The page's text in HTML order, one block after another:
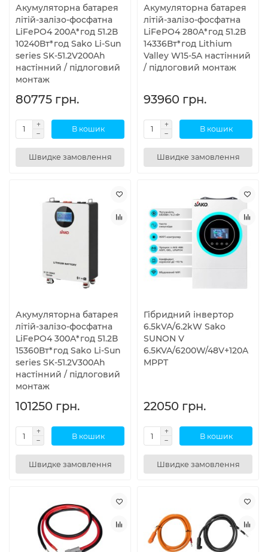
Акумуляторна батарея
літій-залізо-фосфатна
LiFePO4 200А*год 51.2В
10240Вт*год Sako Li-Sun
series SK-51.2V200Ah
настінний / підлоговий
монтаж
80775 грн.
В кошик
Швидке замовлення
Акумуляторна батарея
літій-залізо-фосфатна
LiFePO4 280А*год 51.2В
14336Вт*год Lithium
Valley W15-5A настінний
/ підлоговий монтаж
93960 грн.
В кошик
Швидке замовлення
Акумуляторна батарея
літій-залізо-фосфатна
LiFePO4 300А*год 51.2В
15360Вт*год Sako Li-Sun
series SK-51.2V300Ah
настінний / підлоговий
монтаж
101250 грн.
В кошик
Швидке замовлення
Гібридний інвертор
6.5kVA/6.2kW Sako
SUNON V
6.5KVA/6200W/48V+120A
MPPT
22050 грн.
В кошик
Швидке замовлення